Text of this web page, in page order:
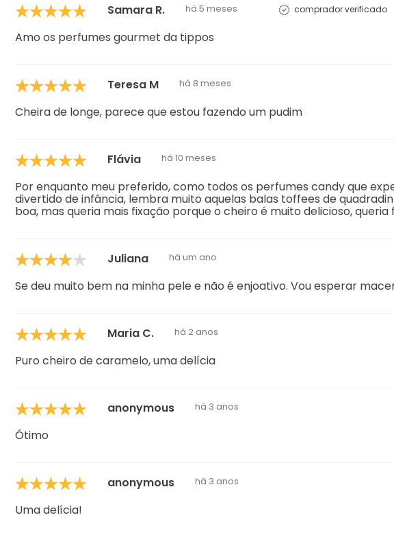
Samara R. há 5 meses comprador verificado
Amo os perfumes gourmet da tippos
Teresa M há 8 meses
Cheira de longe, parece que estou fazendo um pudim
Flávia há 10 meses
Por enquanto meu preferido, como todos os perfumes candy que
divertido de infância, lembra muito aquelas balas toffees de
boa, mas queria mais fixação porque o cheiro é muito delicioso,
Juliana há um ano
Se deu muito bem na minha pele e não é enjoativo. Vou esperar
Maria C. há 2 anos
Puro cheiro de caramelo, uma delícia
anonymous há 3 anos
Ótimo
anonymous há 3 anos
Uma delícia!